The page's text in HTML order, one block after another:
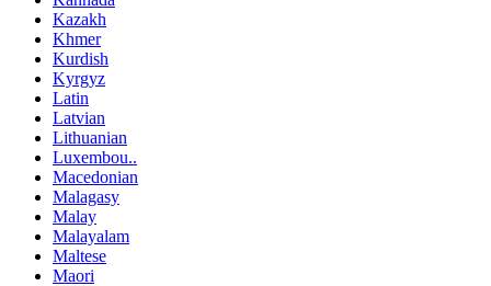
Kazakh
Khmer
Kurdish
Kyrgyz
Latin
Latvian
Lithuanian
Luxembou..
Macedonian
Malagasy
Malay
Malayalam
Maltese
Maori